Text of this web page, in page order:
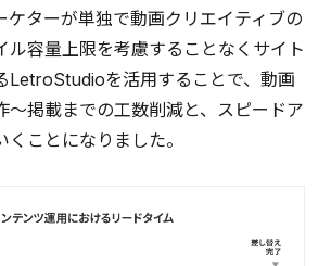
ケターが単独で動画クリエイティブの
ル容量上限を考慮することなくサイト
LetroStudioを活用することで、動画
～掲載までの工数削減と、スピードア
くことになりました。